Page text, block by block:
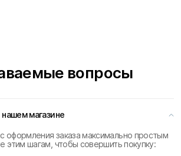
вопросы
нашем магазине
оформления заказа максимально простым
этим шагам, чтобы совершить покупку: